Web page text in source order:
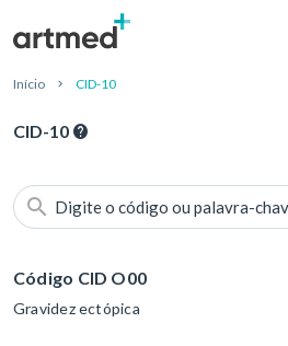
Início CID-10
CID-10
Digite o código ou palavra-
Código CID O00
Gravidez ectópica